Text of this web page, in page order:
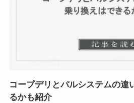
コープデリとパルシステムの違
るかも紹介